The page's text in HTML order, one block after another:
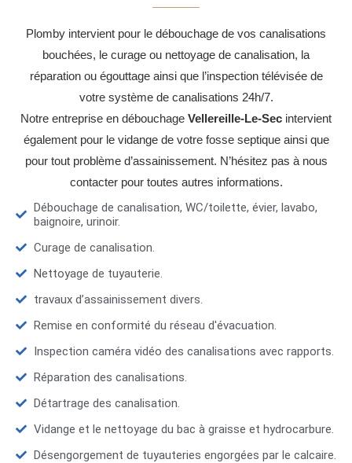
Plomby intervient pour le débouchage de vos canalisations
bouchées, le curage ou nettoyage de canalisation, la
réparation ou égouttage ainsi que l’inspection télévisée de
votre système de canalisations 24h/7.
Notre entreprise en débouchage Vellereille-Le-Sec intervient
également pour le vidange de votre fosse septique ainsi que
pour tout problème d’assainissement. N’hésitez pas à nous
contacter pour toutes autres informations.
Débouchage de canalisation, WC/toilette, évier, lavabo,
baignoire, urinoir.
Curage de canalisation.
Nettoyage de tuyauterie.
travaux d’assainissement divers.
Remise en conformité du réseau d'évacuation.
Inspection caméra vidéo des canalisations avec rapports.
Réparation des canalisations.
Détartrage des canalisation.
Vidange et le nettoyage du bac à graisse et hydrocarbure.
Désengorgement de tuyauteries engorgées par le calcaire.